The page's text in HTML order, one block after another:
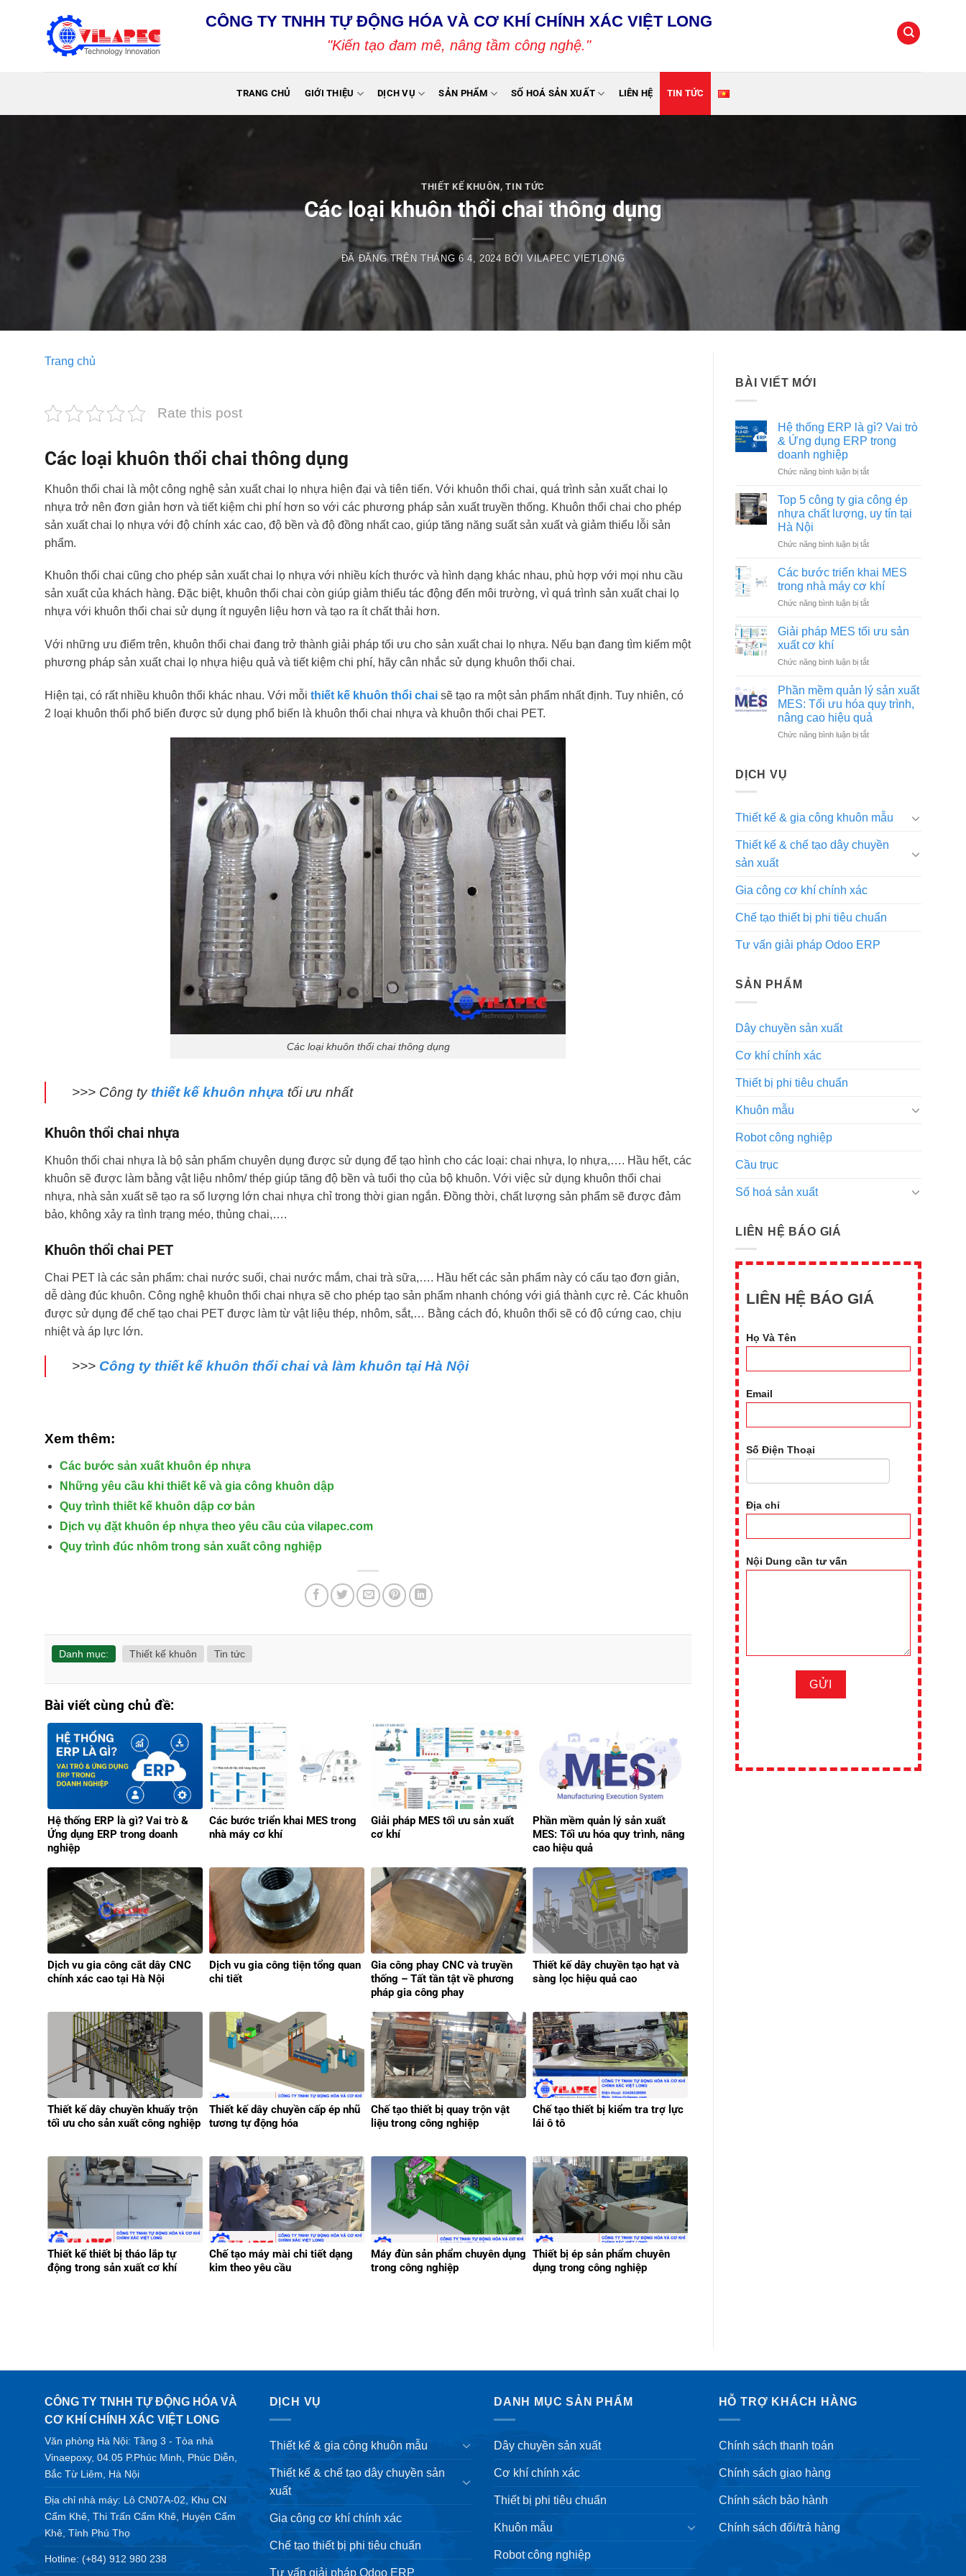
CÔNG TY TNHH TỰ ĐỘNG HÓA VÀ CƠ KHÍ CHÍNH XÁC VIỆT LONG
"Kiến tạo đam mê, nâng tầm công nghệ."
TRANG CHỦ GIỚI THIỆU DỊCH VỤ SẢN PHẨM SỐ HOÁ SẢN XUẤT LIÊN HỆ TIN TỨC
THIẾT KẾ KHUÔN,TIN TỨC
Các loại khuôn thổi chai thông dụng
ĐÃ ĐĂNG TRÊNTHÁNG 6 4, 2024 BỞI VILAPEC VIETLONG
Trang chủ
Rate this post
Các loại khuôn thổi chai thông dụng
Khuôn thổi chai là một công nghệ sản xuất chai lọ nhựa hiện đại và tiên tiến. Với khuôn thổi chai, quá trình sản xuất chai lọ
nhựa trở nên đơn giản hơn và tiết kiệm chi phí hơn so với các phương pháp sản xuất truyền thống. Khuôn thổi chai cho phép
sản xuất chai lọ nhựa với độ chính xác cao, độ bền và độ đồng nhất cao, giúp tăng năng suất sản xuất và giảm thiểu lỗi sản
phẩm.
Khuôn thổi chai cũng cho phép sản xuất chai lọ nhựa với nhiều kích thước và hình dạng khác nhau, phù hợp với mọi nhu cầu
sản xuất của khách hàng. Đặc biệt, khuôn thổi chai còn giúp giảm thiểu tác động đến môi trường, vì quá trình sản xuất chai lọ
nhựa với khuôn thổi chai sử dụng ít nguyên liệu hơn và tạo ra ít chất thải hơn.
Với những ưu điểm trên, khuôn thổi chai đang trở thành giải pháp tối ưu cho sản xuất chai lọ nhựa. Nếu bạn đang tìm kiếm một
phương pháp sản xuất chai lọ nhựa hiệu quả và tiết kiệm chi phí, hãy cân nhắc sử dụng khuôn thổi chai.
Hiện tại, có rất nhiều khuôn thổi khác nhau. Với mỗi thiết kế khuôn thổi chai sẽ tạo ra một sản phẩm nhất định. Tuy nhiên, có
2 loại khuôn thổi phổ biến được sử dụng phổ biến là khuôn thổi chai nhựa và khuôn thổi chai PET.
Các loại khuôn thổi chai thông dụng
>>> Công ty thiết kế khuôn nhựa tối ưu nhất
Khuôn thổi chai nhựa
Khuôn thổi chai nhựa là bộ sản phẩm chuyên dụng được sử dụng để tạo hình cho các loại: chai nhựa, lọ nhựa,…. Hầu hết, các
khuôn sẽ được làm bằng vật liệu nhôm/ thép giúp tăng độ bền và tuổi thọ của bộ khuôn. Với việc sử dụng khuôn thổi chai
nhựa, nhà sản xuất sẽ tạo ra số lượng lớn chai nhựa chỉ trong thời gian ngắn. Đồng thời, chất lượng sản phẩm sẽ được đảm
bảo, không xảy ra tình trạng méo, thủng chai,….
Khuôn thổi chai PET
Chai PET là các sản phẩm: chai nước suối, chai nước mắm, chai trà sữa,…. Hầu hết các sản phẩm này có cấu tạo đơn giản,
dễ dàng đúc khuôn. Công nghệ khuôn thổi chai nhựa sẽ cho phép tạo sản phẩm nhanh chóng với giá thành cực rẻ. Các khuôn
được sử dụng để chế tạo chai PET được làm từ vật liệu thép, nhôm, sắt,… Bằng cách đó, khuôn thổi sẽ có độ cứng cao, chịu
nhiệt và áp lực lớn.
>>> Công ty thiết kế khuôn thổi chai và làm khuôn tại Hà Nội
Xem thêm:
Các bước sản xuất khuôn ép nhựa
Những yêu cầu khi thiết kế và gia công khuôn dập
Quy trình thiết kế khuôn dập cơ bản
Dịch vụ đặt khuôn ép nhựa theo yêu cầu của vilapec.com
Quy trình đúc nhôm trong sản xuất công nghiệp
Danh mục: Thiết kế khuôn Tin tức
Bài viết cùng chủ đề:
Hệ thống ERP là gì? Vai trò &
Ứng dụng ERP trong doanh
nghiệp
Các bước triển khai MES trong
nhà máy cơ khí
Giải pháp MES tối ưu sản xuất
cơ khí
Phần mềm quản lý sản xuất
MES: Tối ưu hóa quy trình, nâng
cao hiệu quả
Dịch vu gia công cắt dây CNC
chính xác cao tại Hà Nội
Dịch vu gia công tiện tổng quan
chi tiết
Gia công phay CNC và truyền
thống – Tất tần tật về phương
pháp gia công phay
Thiết kế dây chuyền tạo hạt và
sàng lọc hiệu quả cao
Thiết kế dây chuyền khuấy trộn
tối ưu cho sản xuất công nghiệp
Thiết kế dây chuyền cấp ép nhũ
tương tự động hóa
Chế tạo thiết bị quay trộn vật
liệu trong công nghiệp
Chế tạo thiết bị kiểm tra trợ lực
lái ô tô
Thiết kế thiết bị tháo lắp tự
động trong sản xuất cơ khí
Chế tạo máy mài chi tiết dạng
kim theo yêu cầu
Máy đùn sản phẩm chuyên dụng
trong công nghiệp
Thiết bị ép sản phẩm chuyên
dụng trong công nghiệp
BÀI VIẾT MỚI
Hệ thống ERP là gì? Vai trò
& Ứng dụng ERP trong
doanh nghiệp
Chức năng bình luận bị tắtở
thống
là
Vai
&
Ứng
dụng
ERP
doanh
Top 5 công ty gia công ép
nhựa chất lượng, uy tín tại
Hà Nội
Chức năng bình luận bị tắtở
công
ty
gia
ép
lượng,
tín
tại
Hà
Các bước triển khai MES
trong nhà máy cơ khí
Chức năng bình luận bị tắtở
bước
MES
nhà
máy
cơ
khí
Giải pháp MES tối ưu sản
xuất cơ khí
Chức năng bình luận bị tắtở
pháp
MES
tối
ưu
sản
Phần mềm quản lý sản xuất
MES: Tối ưu hóa quy trình,
nâng cao hiệu quả
Chức năng bình luận bị tắtở
MES:
ưu
hiệu
DỊCH VỤ
Thiết kế & gia công khuôn mẫu
Thiết kế & chế tạo dây chuyền
sản xuất
Gia công cơ khí chính xác
Chế tạo thiết bị phi tiêu chuẩn
Tư vấn giải pháp Odoo ERP
SẢN PHẨM
Dây chuyền sản xuất
Cơ khí chính xác
Thiết bị phi tiêu chuẩn
Khuôn mẫu
Robot công nghiệp
Cầu trục
Số hoá sản xuất
LIÊN HỆ BÁO GIÁ
LIÊN HỆ BÁO GIÁ
Họ Và Tên
Email
Số Điện Thoại
Địa chỉ
Nội Dung cần tư vấn
CÔNG TY TNHH TỰ ĐỘNG HÓA VÀ
CƠ KHÍ CHÍNH XÁC VIỆT LONG
Văn phòng Hà Nội: Tầng 3 - Tòa nhà
Vinaepoxy, 04.05 P.Phúc Minh, Phúc Diễn,
Bắc Từ Liêm, Hà Nội
Địa chỉ nhà máy: Lô CN07A-02, Khu CN
Cẩm Khê, Thi Trấn Cẩm Khê, Huyện Cẩm
Khê, Tỉnh Phú Thọ
Hotline: (+84) 912 980 238
DỊCH VỤ
Thiết kế & gia công khuôn mẫu
Thiết kế & chế tạo dây chuyền sản
xuất
Gia công cơ khí chính xác
Chế tạo thiết bị phi tiêu chuẩn
Tư vấn giải pháp Odoo ERP
DANH MỤC SẢN PHẨM
Dây chuyền sản xuất
Cơ khí chính xác
Thiết bị phi tiêu chuẩn
Khuôn mẫu
Robot công nghiệp
HỖ TRỢ KHÁCH HÀNG
Chính sách thanh toán
Chính sách giao hàng
Chính sách bảo hành
Chính sách đổi/trả hàng